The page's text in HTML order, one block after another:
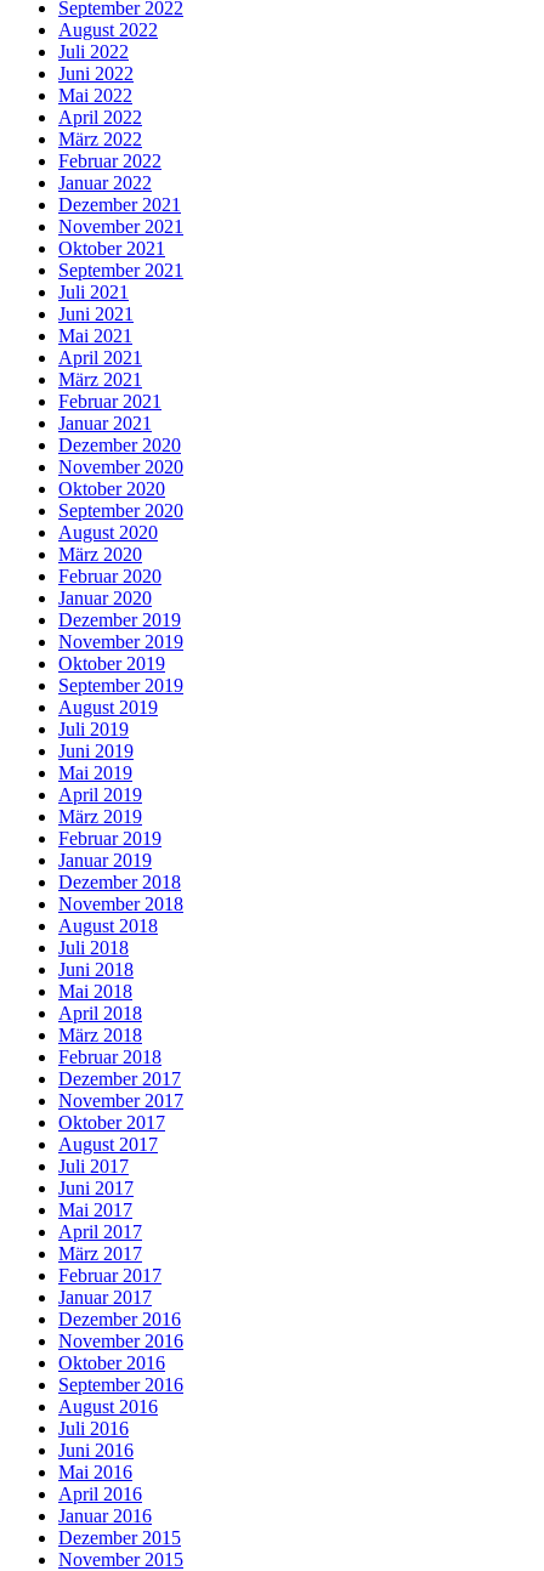
September 2022
August 2022
Juli 2022
Juni 2022
Mai 2022
April 2022
März 2022
Februar 2022
Januar 2022
Dezember 2021
November 2021
Oktober 2021
September 2021
Juli 2021
Juni 2021
Mai 2021
April 2021
März 2021
Februar 2021
Januar 2021
Dezember 2020
November 2020
Oktober 2020
September 2020
August 2020
März 2020
Februar 2020
Januar 2020
Dezember 2019
November 2019
Oktober 2019
September 2019
August 2019
Juli 2019
Juni 2019
Mai 2019
April 2019
März 2019
Februar 2019
Januar 2019
Dezember 2018
November 2018
August 2018
Juli 2018
Juni 2018
Mai 2018
April 2018
März 2018
Februar 2018
Dezember 2017
November 2017
Oktober 2017
August 2017
Juli 2017
Juni 2017
Mai 2017
April 2017
März 2017
Februar 2017
Januar 2017
Dezember 2016
November 2016
Oktober 2016
September 2016
August 2016
Juli 2016
Juni 2016
Mai 2016
April 2016
Januar 2016
Dezember 2015
November 2015